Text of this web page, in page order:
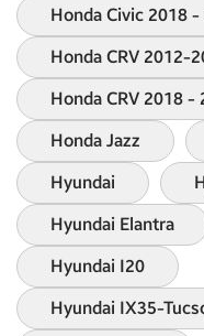
Honda Civic 2018
Honda CRV 2012-
Honda CRV 2018 -
Honda Jazz
Hyundai
Hyundai Elantra
Hyundai I20
Hyundai IX35-